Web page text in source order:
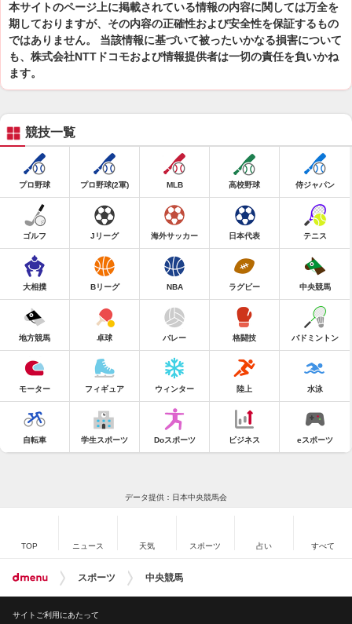
本サイトのページ上に掲載されている情報の内容に関しては万全を
期しておりますが、その内容の正確性および安全性を保証するもの
ではありません。 当該情報に基づいて被ったいかなる損害について
も、株式会社NTTドコモおよび情報提供者は一切の責任を負いかね
ます。
競技一覧
プロ野球 プロ野球(2軍) MLB 高校野球 侍ジャパン
ゴルフ Jリーグ 海外サッカー 日本代表 テニス
大相撲 Bリーグ NBA ラグビー 中央競馬
地方競馬 卓球 バレー 格闘技 バドミントン
モーター フィギュア ウィンター 陸上 水泳
自転車 学生スポーツ Doスポーツ ビジネス eスポーツ
データ提供：日本中央競馬会
TOP ニュース 天気 スポーツ 占い すべて
スポーツ 中央競馬
サイトご利用にあたって